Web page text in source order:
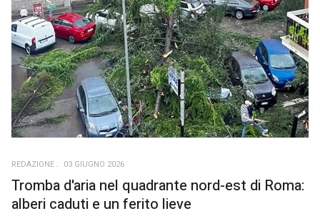
REDAZIONE 03 GIUGNO 2026
Tromba d'aria nel quadrante nord-est di Roma:
alberi caduti e un ferito lieve